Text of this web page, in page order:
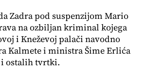
Zadra pod suspenzijom Mario
na ozbiljan kriminal kojega
i Kneževoj palači navodno
Kalmete i ministra Šime Erlića
ostalih tvrtki.